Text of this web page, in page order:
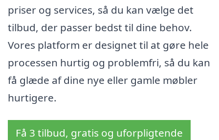
priser og services, så du kan vælge det
tilbud, der passer bedst til dine behov.
Vores platform er designet til at gøre hele
processen hurtig og problemfri, så du kan
få glæde af dine nye eller gamle møbler
hurtigere.
Få 3 tilbud, gratis og uforpligtende